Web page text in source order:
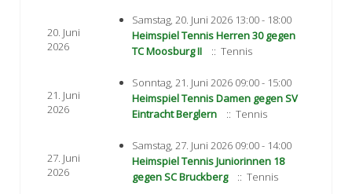
20. Juni
2026
Samstag, 20. Juni 2026 13:00 - 18:00
Heimspiel Tennis Herren 30 gegen
TC Moosburg II
:: Tennis
21. Juni
2026
Sonntag, 21. Juni 2026 09:00 - 15:00
Heimspiel Tennis Damen gegen SV
Eintracht Berglern
:: Tennis
27. Juni
2026
Samstag, 27. Juni 2026 09:00 - 14:00
Heimspiel Tennis Juniorinnen 18
gegen SC Bruckberg
:: Tennis